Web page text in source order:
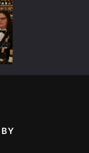
BY